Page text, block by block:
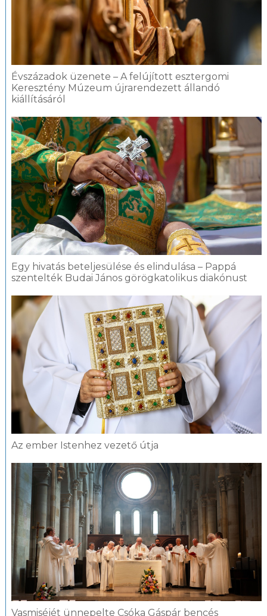
Évszázadok üzenete – A felújított esztergomi
Keresztény Múzeum újrarendezett állandó
kiállításáról
Egy hivatás beteljesülése és elindulása – Pappá
szentelték Budai János görögkatolikus diakónust
Az ember Istenhez vezető útja
Vasmiséjét ünnepelte Csóka Gáspár bencés